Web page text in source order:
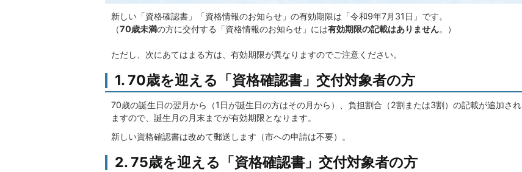
新しい「資格確認書」「資格情報のお知らせ」の有効期限は「令和9年7月31日」です。
（70歳未満の方に交付する「資格情報のお知らせ」には有効期限の記載はありません。）
ただし、次にあてはまる方は、有効期限が異なりますのでご注意ください。
1. 70歳を迎える「資格確認書」交付対象者の方
70歳の誕生日の翌月から（1日が誕生日の方はその月から）、負担割合（2割または3割）の記載が追加され
ますので、誕生月の月末までが有効期限となります。
新しい資格確認書は改めて郵送します（市への申請は不要）。
2. 75歳を迎える「資格確認書」交付対象者の方